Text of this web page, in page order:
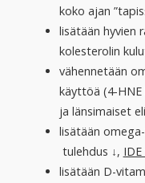
koko ajan
lisätään hyvien
kolesterolin
vähennetään
käyttöä (4-
ja länsimaiset
lisätään
tulehdus ↓,
lisätään D-